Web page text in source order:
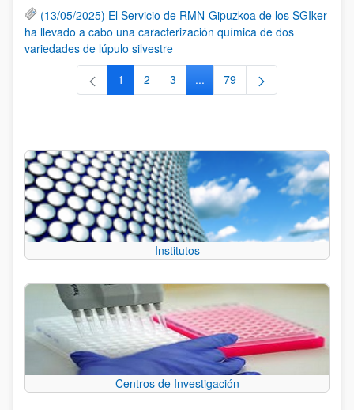
(13/05/2025) El Servicio de RMN-Gipuzkoa de los SGIker
ha llevado a cabo una caracterización química de dos
variedades de lúpulo silvestre
Página
1 Página
2 Página
3 ...Páginas intermedias Use TAB
Página
79
Institutos
Centros de Investigación